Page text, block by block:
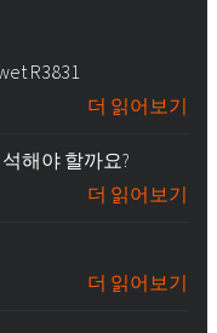
R3831
더 읽어보기
석해야 할까요?
더 읽어보기
더 읽어보기